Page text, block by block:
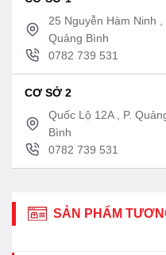
25 Nguyễn Hàm Ninh ,
Quảng Bình
0782 739 531
CƠ SỞ 2
Quốc Lộ 12A , P.
Bình
0782 739 531
SẢN PHẨM